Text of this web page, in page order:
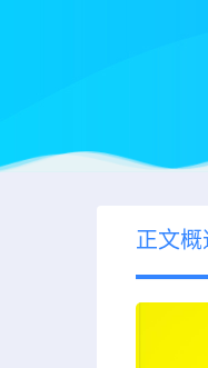
正文概